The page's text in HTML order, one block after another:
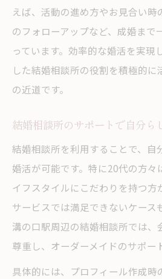
えば、活動の進め方やお見合い時
のフォローアップなど、成婚まで
っています。効率的な婚活を実現
した結婚相談所の役割を積極的
の近道です。
結婚相談所のサポートで自分ら
結婚相談所を利用することで、自
婚活が可能です。特に20代の方々
イフスタイルにこだわりを持つ方
サービスでは満足できないケース
溝の口駅周辺の結婚相談所では、
尊重し、オーダーメイドのサポー
具体的には、プロフィール作成時